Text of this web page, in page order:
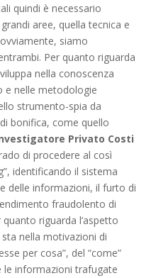
quindi è necessario
aree, quella tecnica e
siamo
Per quanto riguarda
nella conoscenza
e nelle metodologie
strumento-spia da
bonifica, come quello
Privato Costi
di procedere al così
identificando il sistema
delle informazioni, il furto di
fraudolento di
riguarda l’aspetto
nella motivazioni di
per cosa”, del “come”
le informazioni trafugate